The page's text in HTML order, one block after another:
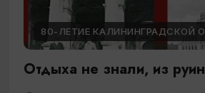
80-ЛЕТИЕ КАЛИНИНГРАДСКОЙ
Отдыха не знали, из